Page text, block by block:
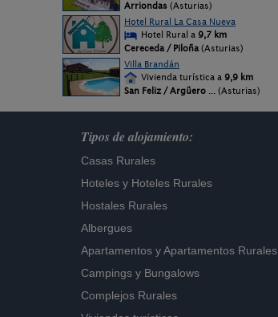
Arriondas (Asturias)
Hotel Rural La Casa Nueva
Hotel Rural a 9,7 km
Cereceda / Piloña (Asturias)
Villa Brandán
Vivienda turística a 9,9 km
San Feliz / Argüero ... (Asturias)
Tipos de alojamiento:
Casas Rurales
Hoteles y Hoteles Rurales
Hostales Rurales
Albergues
Apartamentos yApartamentos Rurales
Campings y Bungalows
Complejos Rurales